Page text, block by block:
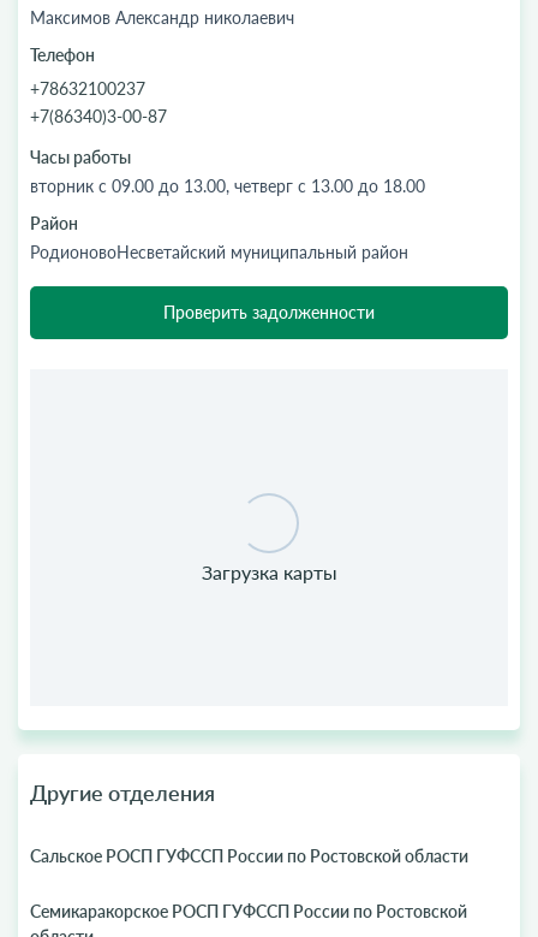
Максимов Александр николаевич
Телефон
+78632100237
+7(86340)3-00-87
Часы работы
вторник с 09.00 до 13.00, четверг с 13.00 до 18.00
Район
РодионовоНесветайский муниципальный район
Проверить задолженности
Другие отделения
Сальское РОСП ГУФССП России по Ростовской области
Семикаракорское РОСП ГУФССП России по Ростовской